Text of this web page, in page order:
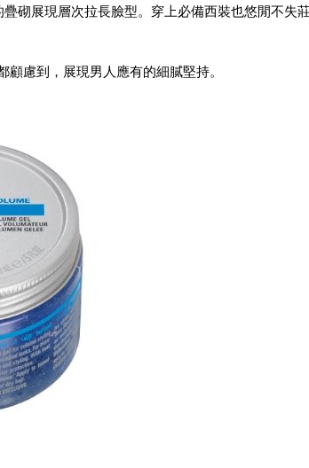
砌展現層次拉長臉型。穿上必備西裝也悠閒不失
慮到，展現男人應有的細膩堅持。